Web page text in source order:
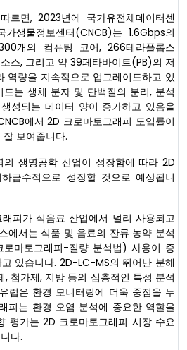
르면, 2023년에 국가유전체데이터센
생물정보센터(CNCB)는 1.6Gbps의
개의 컴퓨팅 코어, 266테라플롭스
스, 그리고 약 39페타바이트(PB)의 저
역량을 지속적으로 업그레이드하고 있
드는 생체 분자 및 단백질의 분리, 분석
성되는 데이터 양이 증가하고 있음을
에서 2D 크로마토그래피 도입률이
보여줍니다.
생명공학 산업이 성장함에 따라 2D
급수적으로 성장할 것으로 예상됩니
피가 식음료 산업에서 널리 사용되고
에서는 식품 및 음료의 잔류 농약 분석
마토그래피-질량 분석법) 사용이 증
있습니다. 2D-LC-MS의 뛰어난 분해
, 첨가제, 지방 등의 심층적인 특성 분석
럽은 환경 모니터링에 더욱 중점을 두
피는 환경 오염 분석에 중요한 역할을
평가는 2D 크로마토그래피 시장 수요
다.